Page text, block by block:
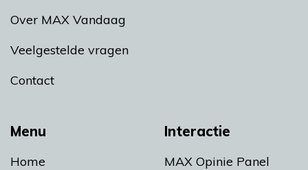
Menu
Home
Interactie
MAX Opinie Panel
Over MAX Vandaag
Veelgestelde vragen
Contact